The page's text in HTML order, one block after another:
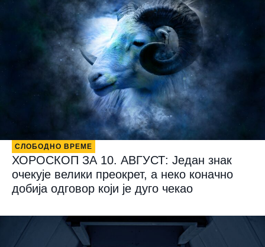
СЛОБОДНО ВРЕМЕ
ХОРОСКОП ЗА 10. АВГУСТ: Један знак
очекује велики преокрет, а неко коначно
добија одговор који је дуго чекао